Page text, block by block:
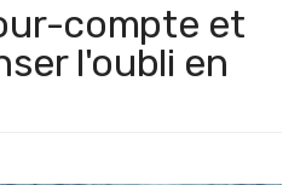
compte et
l'oubli en